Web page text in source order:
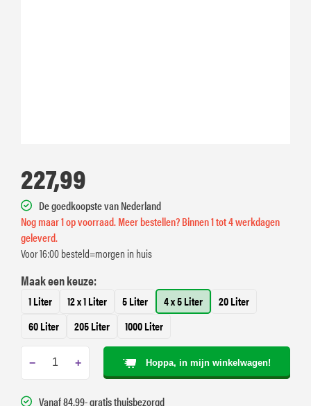
227,99
De goedkoopste van Nederland
Nog maar 1 op voorraad. Meer bestellen? Binnen 1 tot 4 werkdagen
geleverd.
Voor 16:00 besteld=morgen in huis
Maak een keuze:
1 Liter 12 x 1 Liter 5 Liter 4 x 5 Liter
20 Liter
60 Liter
205 Liter 1000 Liter
− + Hoppa, in mijn winkelwagen!
Vanaf 84,99- gratis thuisbezorgd